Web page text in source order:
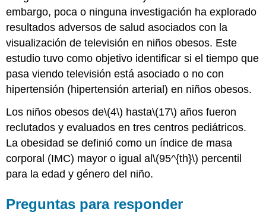
embargo, poca o ninguna investigación ha explorado
resultados adversos de salud asociados con la
visualización de televisión en niños obesos. Este
estudio tuvo como objetivo identificar si el tiempo que
pasa viendo televisión está asociado o no con
hipertensión (hipertensión arterial) en niños obesos.
Los niños obesos de\(4\) hasta\(17\) años fueron
reclutados y evaluados en tres centros pediátricos.
La obesidad se definió como un índice de masa
corporal (IMC) mayor o igual al\(95^{th}\) percentil
para la edad y género del niño.
Preguntas para responder